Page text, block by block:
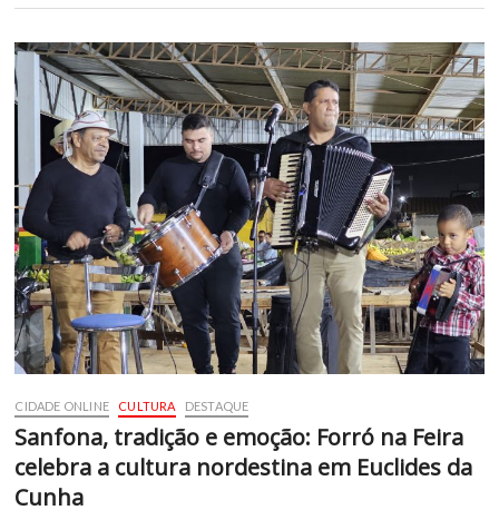
CIDADE ONLINE CULTURA DESTAQUE
Sanfona, tradição e emoção: Forró na Feira
celebra a cultura nordestina em Euclides da
Cunha